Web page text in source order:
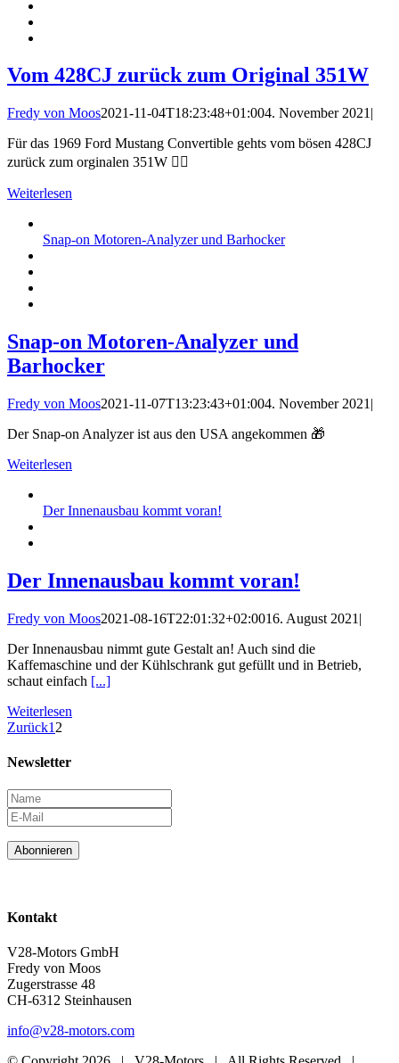
Vom 428CJ zurück zum Original 351W
Fredy von Moos2021-11-04T18:23:48+01:004. November 2021 |
Für das 1969 Ford Mustang Convertible gehts vom bösen 428CJ
zurück zum orginalen 351W 🤷‍♂️
Weiterlesen
Snap-on Motoren-Analyzer und Barhocker
Snap-on Motoren-Analyzer und
Barhocker
Fredy von Moos2021-11-07T13:23:43+01:004. November 2021 |
Der Snap-on Analyzer ist aus den USA angekommen 🎁
Weiterlesen
Der Innenausbau kommt voran!
Der Innenausbau kommt voran!
Fredy von Moos2021-08-16T22:01:32+02:0016. August 2021 |
Der Innenausbau nimmt gute Gestalt an! Auch sind die
Kaffemaschine und der Kühlschrank gut gefüllt und in Betrieb,
schaut einfach [...]
Weiterlesen
Zurück1 2
Newsletter
Abonnieren
Kontakt
V28-Motors GmbH
Fredy von Moos
Zugerstrasse 48
CH-6312 Steinhausen
info@v28-motors.com